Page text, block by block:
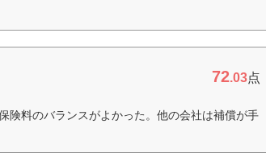
72.03点
険料のバランスがよかった。他の会社は補償が手